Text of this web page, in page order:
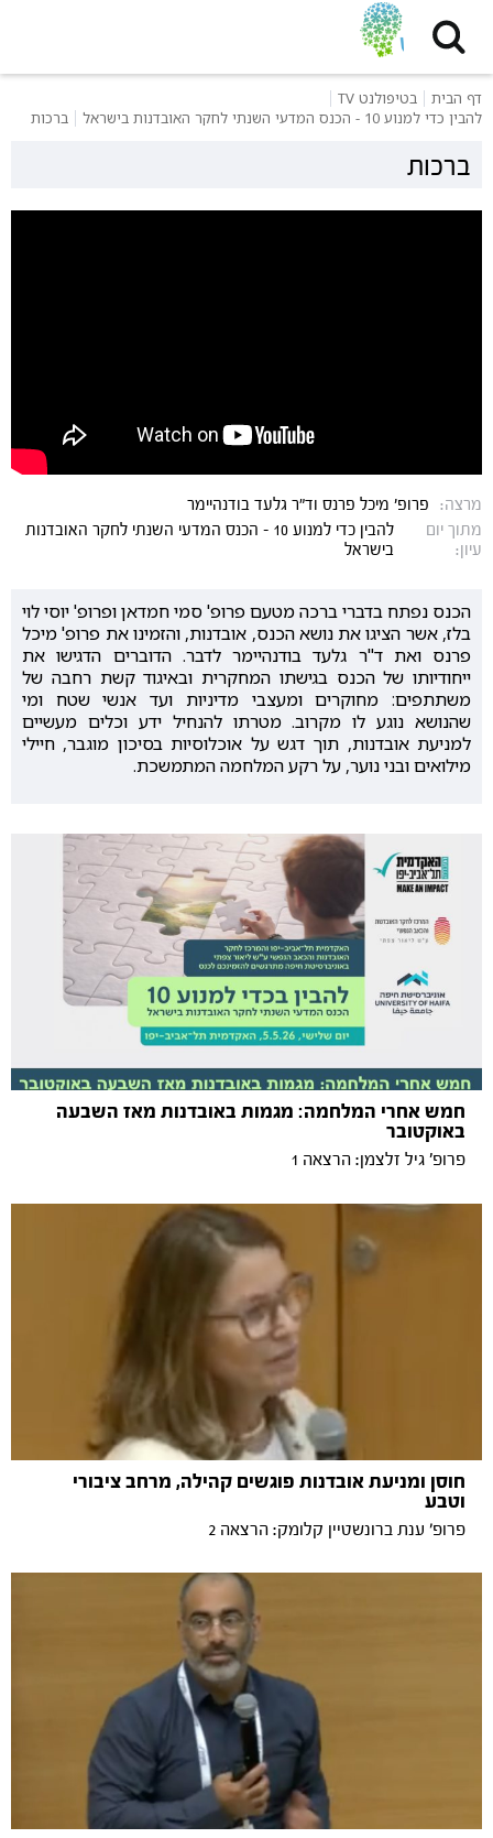
דף הבית
בטיפולנט TV
להבין כדי למנוע 10 - הכנס המדעי השנתי לחקר האובדנות בישראל
ברכות
ברכות
מרצה:
פרופ' מיכל פרנס וד"ר גלעד בודנהיימר
מתוך יום
עיון:
להבין כדי למנוע 10 - הכנס המדעי השנתי לחקר האובדנות
בישראל
הכנס נפתח בדברי ברכה מטעם פרופ' סמי חמדאן ופרופ' יוסי לוי
בלז, אשר הציגו את נושא הכנס, אובדנות, והזמינו את פרופ' מיכל
פרנס ואת ד"ר גלעד בודנהיימר לדבר. הדוברים הדגישו את
ייחודיותו של הכנס בגישתו המחקרית ובאיגוד קשת רחבה של
משתתפים: מחוקרים ומעצבי מדיניות ועד אנשי שטח ומי
שהנושא נוגע לו מקרוב. מטרתו להנחיל ידע וכלים מעשיים
למניעת אובדנות, תוך דגש על אוכלוסיות בסיכון מוגבר, חיילי
מילואים ובני נוער, על רקע המלחמה המתמשכת.
חמש אחרי המלחמה: מגמות באובדנות מאז השבעה
באוקטובר
פרופ' גיל זלצמן: הרצאה 1
חוסן ומניעת אובדנות פוגשים קהילה, מרחב ציבורי
וטבע
פרופ׳ ענת ברונשטיין קלומק: הרצאה 2